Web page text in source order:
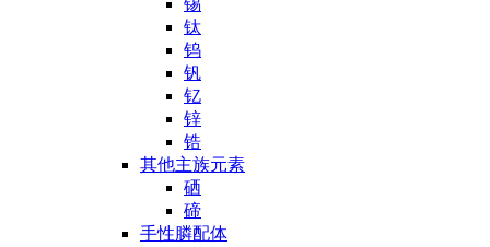
锡
钛
钨
钒
钇
锌
锆
其他主族元素
硒
碲
手性膦配体